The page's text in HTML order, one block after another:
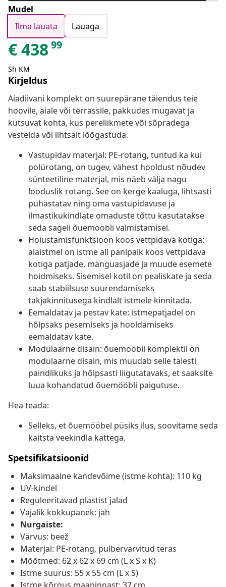
Mudel
Ilma lauata
Lauaga
€43899
Sh KM
Kirjeldus
Aiadiivani komplekt on suurepärane täiendus teie
hoovile, aiale või terrassile, pakkudes mugavat ja
kutsuvat kohta, kus pereliikmete või sõpradega
vestelda või lihtsalt lõõgastuda.
Vastupidav materjal: PE-rotang, tuntud ka kui
polürotang, on tugev, vähest hooldust nõudev
sünteetiline materjal, mis näeb välja nagu
looduslik rotang. See on kerge kaaluga, lihtsasti
puhastatav ning oma vastupidavuse ja
ilmastikukindlate omaduste tõttu kasutatakse
seda sageli õuemööbli valmistamisel.
Hoiustamisfunktsioon koos vettpidava kotiga:
aiaistmel on istme all panipaik koos vettpidava
kotiga patjade, mänguasjade ja muude esemete
hoidmiseks. Sisemisel kotil on pealiskate ja seda
saab stabiilsuse suurendamiseks
takjakinnitusega kindlalt istmele kinnitada.
Eemaldatav ja pestav kate: istmepatjadel on
hõlpsaks pesemiseks ja hooldamiseks
eemaldatav kate.
Modulaarne disain: õuemööbli komplektil on
modulaarne disain, mis muudab selle täiesti
paindlikuks ja hõlpsasti liigutatavaks, et saaksite
luua kohandatud õuemööbli paigutuse.
Hea teada:
Selleks, et õuemööbel püsiks ilus, soovitame seda
kaitsta veekindla kattega.
Spetsifikatsioonid
Maksimaalne kandevõime (istme kohta): 110 kg
UV-kindel
Reguleeritavad plastist jalad
Vajalik kokkupanek: jah
Nurgaiste:
Värvus: beež
Materjal: PE-rotang, pulbervärvitud teras
Mõõtmed: 62 x 62 x 69 cm (L x S x K)
Istme suurus: 55 x 55 cm (L x S)